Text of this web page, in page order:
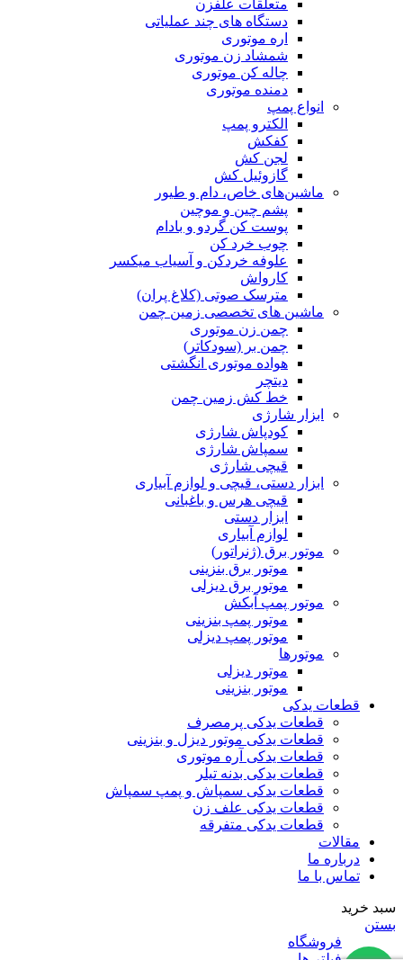
متعلقات علفزن
دستگاه های چند عملیاتی
اره موتوری
شمشاد زن موتوری
چاله کن موتوری
دمنده موتوری
انواع پمپ
الکترو پمپ
کفکش
لجن کش
گازوئیل کش
ماشین‌های خاص، دام و طیور
پشم چین و موچین
پوست کن گردو و بادام
چوب خرد کن
علوفه خردکن و آسیاب میکسر
کارواش
مترسک صوتی (کلاغ پران)
ماشین های تخصصی زمین چمن
چمن زن موتوری
چمن بر (سودکاتر)
هواده موتوری انگشتی
دیتچر
خط کش زمین چمن
ابزار شارژی
کودپاش شارژی
سمپاش شارژی
قیچی شارژی
ابزار دستی، قیچی و لوازم آبیاری
قیچی هرس و باغبانی
ابزار دستی
لوازم آبیاری
موتور برق (ژنراتور)
موتور برق بنزینی
موتور برق دیزلی
موتور پمپ آبکش
موتور پمپ بنزینی
موتور پمپ دیزلی
موتورها
موتور دیزلی
موتور بنزینی
قطعات یدکی
قطعات یدکی پرمصرف
قطعات یدکی موتور دیزل و بنزینی
قطعات یدکی آره موتوری
قطعات یدکی بدنه تیلر
قطعات یدکی سمپاش و پمپ سمپاش
قطعات یدکی علف زن
قطعات یدکی متفرقه
مقالات
درباره ما
تماس با ما
سبد خرید
بستن
فروشگاه